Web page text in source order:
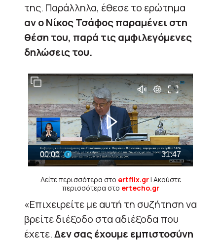
της. Παράλληλα, έθεσε το ερώτημα
αν ο Νίκος Τσάφος παραμένει στη
θέση του, παρά τις αμφιλεγόμενες
δηλώσεις του.
Δείτε περισσότερα στο ertflix.gr| Ακούστε
περισσότερα στο ertecho.gr
«Επιχειρείτε με αυτή τη συζήτηση να
βρείτε διέξοδο στα αδιέξοδα που
έχετε.Δεν σας έχουμε εμπιστοσύνη